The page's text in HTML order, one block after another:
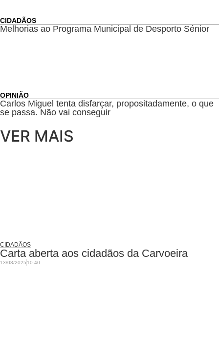
CIDADÃOS
Melhorias ao Programa Municipal de Desporto Sénior
OPINIÃO
Carlos Miguel tenta disfarçar, propositadamente, o que
se passa. Não vai conseguir
VER MAIS
CIDADÃOS
Carta aberta aos cidadãos da Carvoeira
13/08/2025 10:40